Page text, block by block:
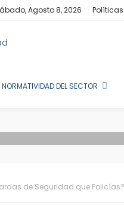
Agosto 8, 2026
NORMATIVIDAD DEL SECTOR
de Seguridad que Policías?